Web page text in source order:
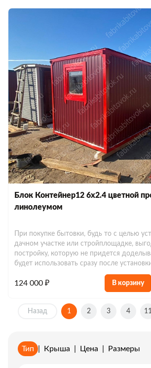
Блок Контейнер12 6х2.4 цветной
линолеумом
При покупке бытовки, будь то с целью
дачном участке или стройплощадке,
постройку, которую не придется
будет использовать сразу после
124 000 ₽ В корзину
Назад 1 2 3 4 11
Тип Крыша Цена Размеры